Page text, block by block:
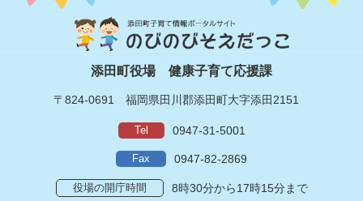
添田町役場 健康子育て応援課
〒824-0691 福岡県田川郡添田町大字添田2151
Tel 0947-31-5001
Fax 0947-82-2869
役場の開庁時間 8時30分から17時15分まで